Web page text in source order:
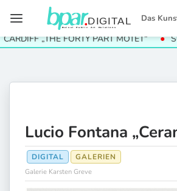
Das
„THE FORTY PART MOTET“
Lucio Fontana
DIGITAL GALERIEN
Galerie Karsten Greve